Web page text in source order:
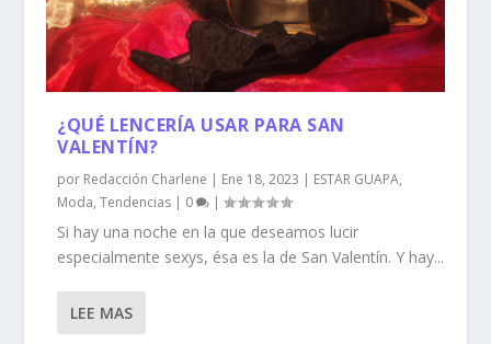
¿QUÉ LENCERÍA USAR PARA SAN
VALENTÍN?
por Redacción Charlene Ene 18, 2023 ESTAR GUAPA,
Moda,Tendencias 0 |
Si hay una noche en la que deseamos lucir
especialmente sexys, ésa es la de San Valentín. Y hay...
LEE MAS